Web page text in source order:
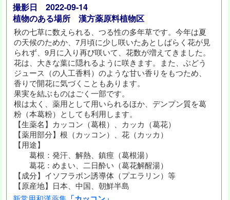
撮影日 2022-09-14
植物のある場所 漢方薬原料植物区
秋の七草に数えられる、つる性の多年草です。今年は夏
の天候のためか、7月頃に少し咲いたあとしばらく花が見
られず、9月に入り再び咲いて、花数が増えてきました。
花は、大きな葉に隠れるように咲きます。また、ぶどう
ジュース（の人工香料）のような甘い香りをもつため、
香りで開花に気づくこともあります。
果実を結ぶものはごく一部です。
根は太く、薬用として用いられるほか、デンプン質を葛
粉（本葛粉）としても利用します。
【生薬名】カッコン（葛根）、カッカ（葛花）
【薬用部分】根（カッコン）、花（カッカ）
【用途】
葛根：発汗、解熱、鎮痙（葛根湯）
葛花：めまい、二日酔い（葛花解醒湯）
【成分】イソフラボン誘導体（プエラリン）等
【原産地】日本、中国、朝鮮半島